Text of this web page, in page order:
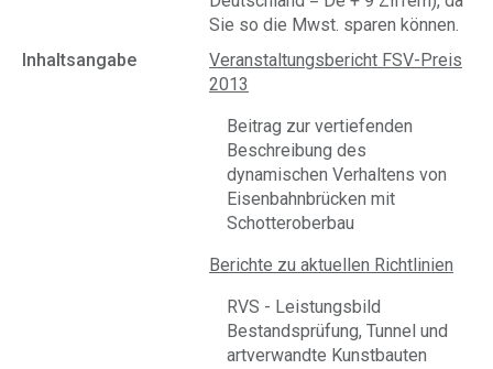
Sie so die Mwst. sparen können.
Inhaltsangabe
Veranstaltungsbericht FSV-Preis
2013
Beitrag zur vertiefenden
Beschreibung des
dynamischen Verhaltens von
Eisenbahnbrücken mit
Schotteroberbau
Berichte zu aktuellen Richtlinien
RVS - Leistungsbild
Bestandsprüfung, Tunnel und
artverwandte Kunstbauten